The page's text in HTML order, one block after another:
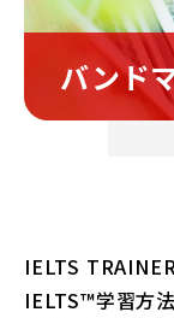
コース
講師・
バンド
IELTS
IELTS™学習方